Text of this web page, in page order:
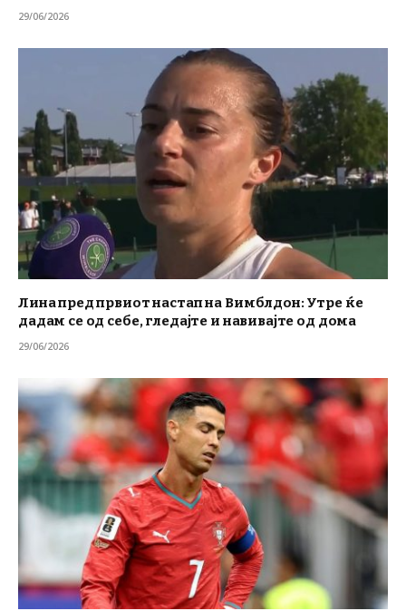
29/06/2026
Лина пред првиот настап на Вимблдон: Утре ќе
дадам се од себе, гледајте и навивајте од дома
29/06/2026